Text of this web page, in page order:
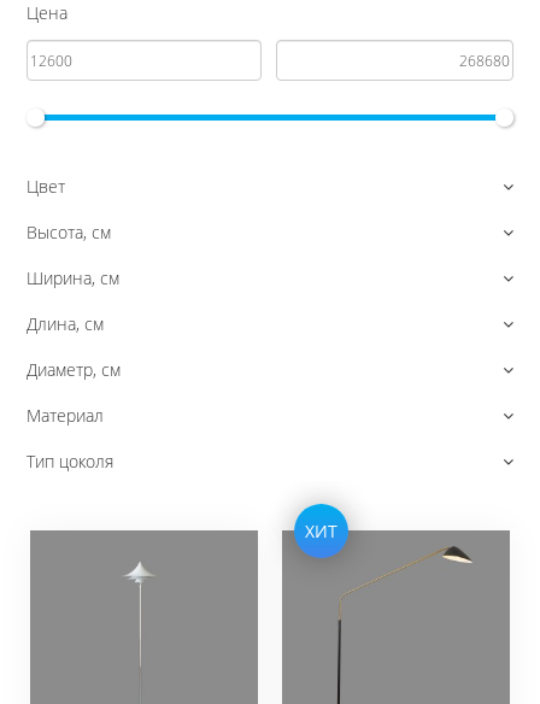
Цена
Цвет
Высота, см
Ширина, см
Длина, см
Диаметр, см
Материал
Тип цоколя
ХИТ